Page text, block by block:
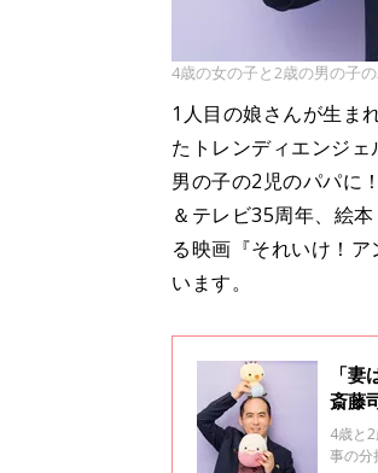
4歳の女の子と2歳の男の子
1人目の娘さんが生ま
たトレンディエンジ
男の子の2児のパパに
＆テレビ35周年、絵
る映画『それいけ！
います。
「
斎藤
4歳と
事の分